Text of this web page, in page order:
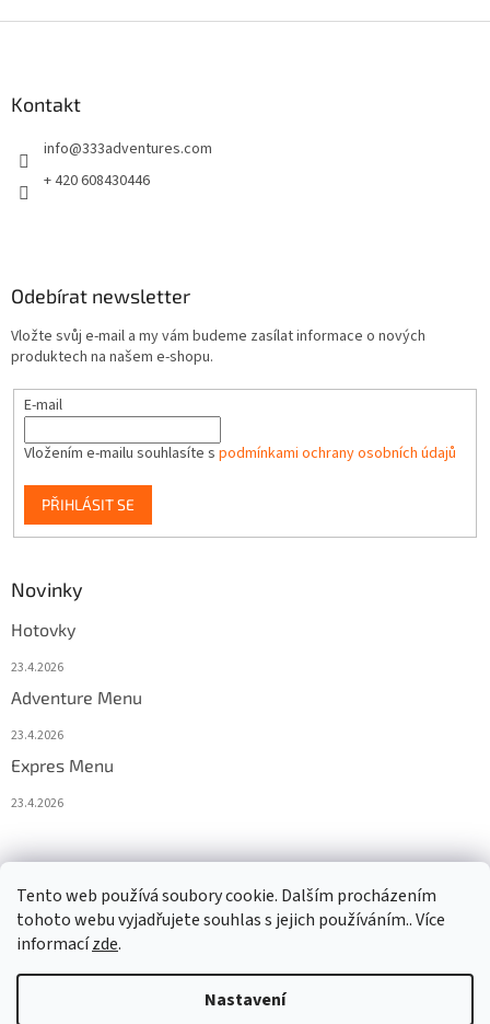
Tento web používá soubory cookie. Dalším procházením
tohoto webu vyjadřujete souhlas s jejich používáním.. Více
informacízde.
Nastavení
Kontakt
info@333adventures.com
+ 420 608430446
Odebírat newsletter
Vložte svůj e-mail a my vám budeme zasílat informace o nových
produktech na našem e-shopu.
E-mail
Vložením e-mailu souhlasíte s podmínkami ochrany osobních údajů
PŘIHLÁSIT SE
Novinky
Hotovky
23.4.2026
Adventure Menu
23.4.2026
Expres Menu
23.4.2026